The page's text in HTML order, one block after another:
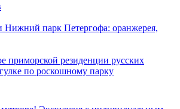
приморской резиденции русских
по роскошному парку